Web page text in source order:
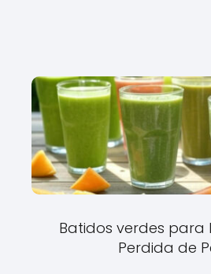
Batidos verdes para
Perdida de